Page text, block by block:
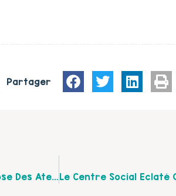
Partager
La Communauté De Communes Desvres-Samer Propose Des Ateliers, Dans Le Cadre De La Semaine Nationale De La Petite Enfance